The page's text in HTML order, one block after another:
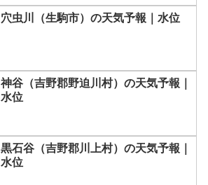
穴虫川（生駒市）の天気予報｜水位
神谷（吉野郡野迫川村）の天気予報｜
水位
黒石谷（吉野郡川上村）の天気予報｜
水位